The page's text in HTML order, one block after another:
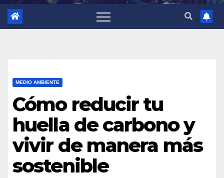
MEDIO AMBIENTE
Cómo reducir tu
huella de carbono y
vivir de manera más
sostenible